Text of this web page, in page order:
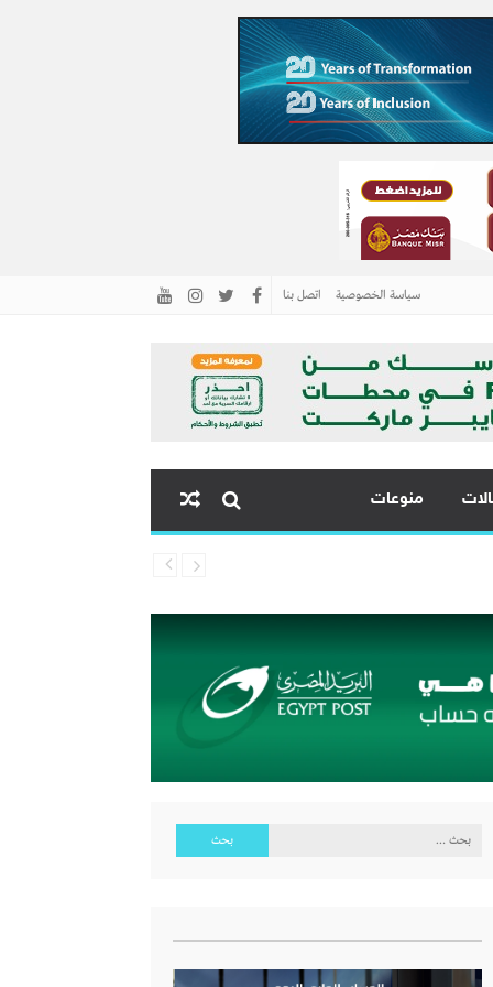
سياسة الخصوصية اتصل بنا
منوعات
البحث